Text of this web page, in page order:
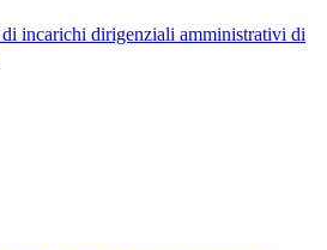
incarichi dirigenziali amministrativi di